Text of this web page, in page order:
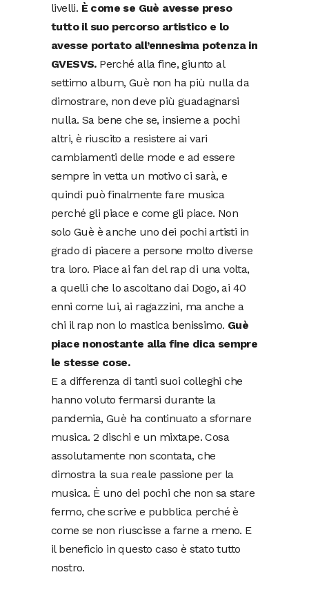
livelli. È come se Guè avesse preso
tutto il suo percorso artistico e lo
avesse portato all’ennesima potenza in
GVESVS. Perché alla fine, giunto al
settimo album, Guè non ha più nulla da
dimostrare, non deve più guadagnarsi
nulla. Sa bene che se, insieme a pochi
altri, è riuscito a resistere ai vari
cambiamenti delle mode e ad essere
sempre in vetta un motivo ci sarà, e
quindi può finalmente fare musica
perché gli piace e come gli piace. Non
solo Guè è anche uno dei pochi artisti in
grado di piacere a persone molto diverse
tra loro. Piace ai fan del rap di una volta,
a quelli che lo ascoltano dai Dogo, ai 40
enni come lui, ai ragazzini, ma anche a
chi il rap non lo mastica benissimo. Guè
piace nonostante alla fine dica sempre
le stesse cose.
E a differenza di tanti suoi colleghi che
hanno voluto fermarsi durante la
pandemia, Guè ha continuato a sfornare
musica. 2 dischi e un mixtape. Cosa
assolutamente non scontata, che
dimostra la sua reale passione per la
musica. È uno dei pochi che non sa stare
fermo, che scrive e pubblica perché è
come se non riuscisse a farne a meno. E
il beneficio in questo caso è stato tutto
nostro.